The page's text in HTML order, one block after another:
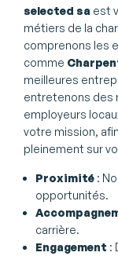
selected sa est
métiers de la
comprenons les
comme
meilleures
entretenons des
employeurs
votre mission,
pleinement sur
Proximité :
opportunités.
carrière.
Engagement :